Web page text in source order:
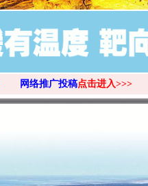
网络推广投稿点击进入>>>